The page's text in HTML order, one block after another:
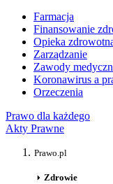
Farmacja
Finansowanie
Opieka
Zarządzanie
Zawody
Koronawirus a
Orzeczenia
Prawo dla każdego
Akty Prawne
Prawo.pl
Zdrowie